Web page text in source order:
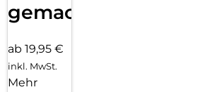
gemacht!
ab 19,95 €
inkl. MwSt.
Mehr